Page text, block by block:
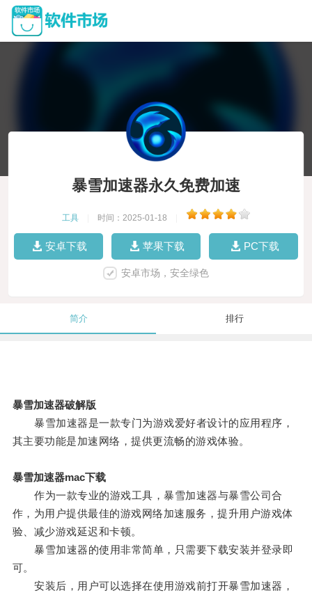
暴雪加速器永久免费加速
工具 时间：2025-01-18
安卓下载 苹果下载 PC下载
安卓市场，安全绿色
简介 排行
暴雪加速器破解版
暴雪加速器是一款专门为游戏爱好者设计的应用程序，
其主要功能是加速网络，提供更流畅的游戏体验。
暴雪加速器mac下载
作为一款专业的游戏工具，暴雪加速器与暴雪公司合
作，为用户提供最佳的游戏网络加速服务，提升用户游戏体
验、减少游戏延迟和卡顿。
暴雪加速器的使用非常简单，只需要下载安装并登录即
可。
安装后，用户可以选择在使用游戏前打开暴雪加速器，